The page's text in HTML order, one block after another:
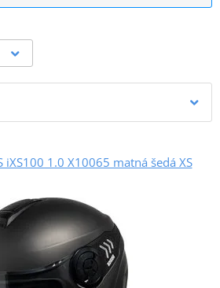
iXS100 1.0 X10065 matná šedá XS